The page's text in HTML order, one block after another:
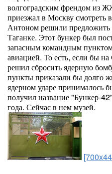
волгоградским френдом из
приезжал в Москву смотреть
Антоном решили предложить
Таганке. Этот бункер был
запасным командным
авиацией. То есть, если бы
решил сбросить ядерную
пункты приказали бы долго
ядерном ударе принималось
получил название "Бункер-
года. Сейчас в нем музей.